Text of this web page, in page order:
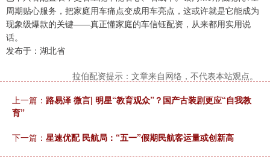
周期贴心服务，把家庭用车痛点变成用车亮点，这或许就是它能成为
现象级爆款的关键——真正懂家庭的车信钰配资，从来都用实用说
话。
发布于：湖北省
拉伯配资提示：文章来自网络，不代表本站观点。
上一篇： 路易泽 微言| 明星“教育观众”？国产古装剧更应“自我教
育”
下一篇： 星速优配 民航局：“五一”假期民航客运量或创新高